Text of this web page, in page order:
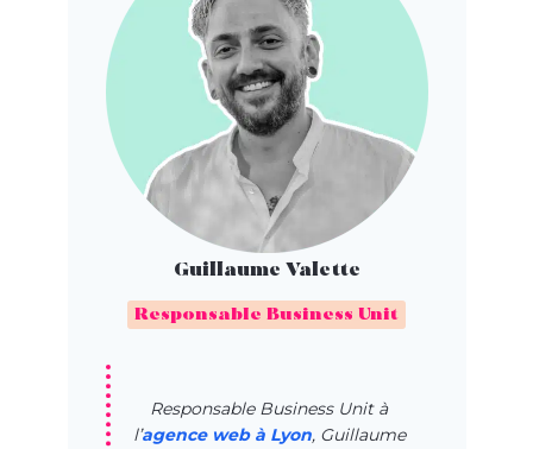
Guillaume Valette
Responsable Business Unit
Responsable Business Unit à
l’agence web à Lyon, Guillaume